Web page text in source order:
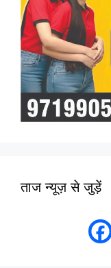
ताज न्यूज़ से जुड़ें